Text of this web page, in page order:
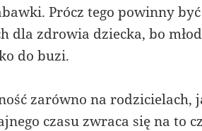
Prócz tego powinny
dla zdrowia dziecka, bo
do buzi.
zarówno na rodzicielach,
czasu zwraca się na to